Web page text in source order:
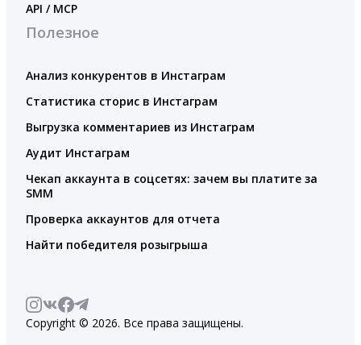
API / MCP
Полезное
Анализ конкурентов в Инстаграм
Статистика сторис в Инстаграм
Выгрузка комментариев из Инстаграм
Аудит Инстаграм
Чекап аккаунта в соцсетях: зачем вы платите за
SMM
Проверка аккаунтов для отчета
Найти победителя розыгрыша
Copyright © 2026. Все права защищены.